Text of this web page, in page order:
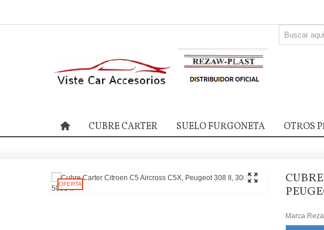
CUBRE CARTER SUELO FURGONETA OTROS
OFERTA
Marca